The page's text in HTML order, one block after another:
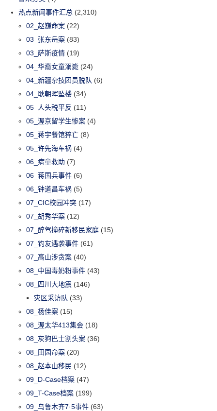
热点新闻事件汇总 (2,310)
02_赵巍命案 (22)
03_张东岳案 (83)
03_萨斯疫情 (19)
04_华裔女童溺毙 (24)
04_新疆杂技团员脱队 (6)
04_耿朝晖坠楼 (34)
05_人头税平反 (11)
05_渥京留学生惨案 (4)
05_蒋宇餐馆猝亡 (8)
05_许先海车祸 (4)
06_病童救助 (7)
06_蒋国兵事件 (6)
06_钟道昌车祸 (5)
07_CIC校园冲突 (17)
07_胡秀华案 (12)
07_醉驾撞碎新移民家庭 (15)
07_钓友遇袭事件 (61)
07_高山涉贪案 (40)
08_中国毒奶粉事件 (43)
08_四川大地震 (146)
灾区采访队 (33)
08_杨佳案 (15)
08_渥太华413集会 (18)
08_灰狗巴士割头案 (36)
08_田园命案 (20)
08_赵本山移民 (12)
09_D-Case档案 (47)
09_T-Case档案 (199)
09_乌鲁木齐7·5事件 (63)